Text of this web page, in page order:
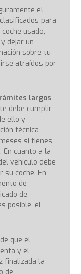
el
para
usado,
dejar un
sobre tu
atraídos por
largos
debe cumplir
ello y
técnica
si tienes
En cuanto a la
vehículo debe
su coche. En
de
de
posible, el
que el
y el
finalizada la